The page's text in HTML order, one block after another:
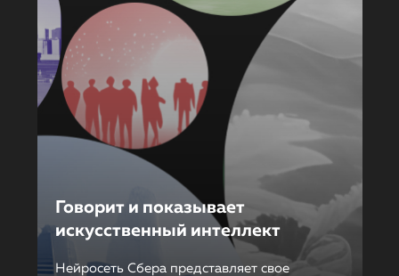
Говорит и показывает
искусственный интеллект
Нейросеть Сбера представляет свое